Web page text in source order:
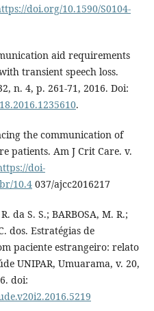
doi.org/10.1590/S0104-
aid requirements
transient speech loss.
n. 4, p. 261-71, 2016. Doi:
.
the communication of
patients. Am J Crit Care. v.
doi-
10.4037/ajcc2016217
da S. S.; BARBOSA, M. R.;
dos. Estratégias de
paciente estrangeiro: relato
UNIPAR, Umuarama, v. 20,
doi: